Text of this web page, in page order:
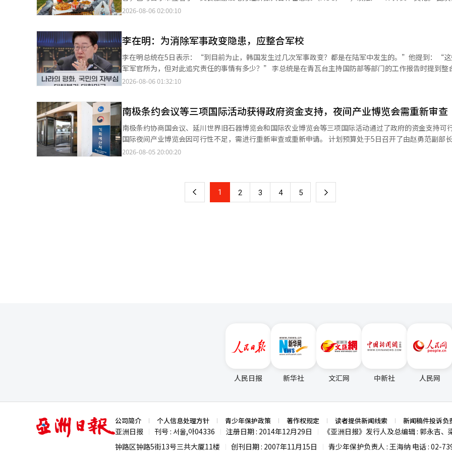
火点确认变得困难。物流中心火灾的损失规模关键在于，初期阶段能否有效抑制火势，而不仅仅是火灾是否发
多企业将喷淋系统的安装视为风险管理。然而，设计标准与实际运营环境之间的差距可能随着时间的推移而
时，即使水能够到达货架的最上方，也可能无法充分传递到内部和下方。满足法律标准的事实与能否有效扑
灾是两个不同的问题。 因此，物流仓库火灾并非单一设备性能的问题，而是存储结构、消防设计和运营方式相互交织
的系统风险。这种风险应在设计阶段就进行评估，并在运营方式发生变化时重新检查。实际堆放状态下，
否能到达货架内部，危险物品的分离，以及防火分区和检测设备是否符合实际运营情况，都是出发点。 事故发生前的
准备也能改变恢复速度。英国废物与回收企业科里集团的一处设施因电力供应异常，60吨重的涡轮在97秒
要启示。 科里集团在事故发生前与保险公司一起进行了假设涡轮故障情况下的损失情景研讨。事故发生后，他们根据
当时准备的情景启动了恢复计划。在事故发生48小时内确认了保险适用范围和应对方向，尽管遭受了重大
约9个月内完成了保险金支付程序。虽然未能阻止事故的发生，但由于事先整理了角色、决策体系和恢复程
了不确定性和运营中断。 国内物流企业也不能仅仅停留在检查火灾发生的可能性上。必须准备好在核心节点停摆时，
如何将功能转移到其他地方。替代存储设施和配送路线、库存数据恢复方案，以及保险适用范围和决策权限
营和快速恢复的能力。效率与安全并不是选择其一的问题，而是从一开始就必须共同设计的条件。※ 本报
能（AI）系统翻译与编辑。
创造一个不受语言和支付方式限制的便利外卖体验环境，特别是希望外籍游客能够将外卖作为旅行的新内容
多种海外支付方式。美团方面表示，正是基于这些优势，成为了帮助外籍游客体验外卖文化的合作伙伴。 此外，美团
还将与首尔市正在推进的“夜间经济振兴”项目中的“2026汉江夜营（Night+Camping）”活动相结合
间于汝矣岛和德寿宫汉江公园开展面向外籍游客的K-外卖文化体验活动。 “汉江夜营”是首尔市“夜间经济首个项
目”的一部分，旨在让游客在夏季夜晚享受汉江的魅力，结合游泳池、节庆、演出、电影和外卖服务等内容
一个从白天到夜晚、甚至清晨都能逗留的夜间旅游项目。首尔市将在节庆期间运营200个帐篷，并在汝矣岛
前来参加节庆的游客可以通过现场设置的宣传横幅二维码进行访问。 该促销页面将提供英语、日语、中文等多种语言
的节庆信息，并在订单满2万韩元时提供3000韩元的优惠券。外籍游客可以使用国内电话号码和外国人注册
会员，且无需额外注册，只需通过海外电话号码进行短信验证，即可在美团上直接下单。 优雅兄弟品牌传播战略部总
裁尹锡俊表示：“曾因语言和支付方式的差异而犹豫使用应用的客户，现在可以在首尔的任何地方轻松体
我们将持续发展相关服务，让外籍游客通过美团应用更亲切地体验到韩国的美食。”※ 本报道经人工智能
2026-08-06 02:00:10
李在明：为消除军事政变隐患，应整合军校
李在明总统在5日表示：“到目前为止，韩国发生过几次军事政变？都是在陆军中发生的。”他提到：“
军军官所为，但对此追究责任的事情有多少？” 李总统是在青瓦台主持国防部等部门的工作报告时提到整合陆、海、
空军军校的相关讨论时作出上述表述。 他指出：“在高级将领中，陆军军校出身的比例有多高？越往上走，几乎都是
情况能否继续？”并强调：“整合后，这种可能性会减少。” 他特别提到：“（军人们）未来可能还会再发动政变。
谁能想到会有人再发动政变？”并提及前政府的紧急状态。他补充道：“韩国已经实现了民主化，成为全球
进国家，难道会想到陆军将领会同谋发动军事政变吗？” 他表示：“大多数军人忠于国家，履行军人的使命，但少数
人却做出不可饶恕的事情。我们必须消除这样的隐患。”因此，他强调了推动整合军校的必要性。 安圭白国防部长表
示：“我们将负责任地推进整合工作。直到人民说‘可以停止’为止，我们会努力说服并继续前进。”对此
李总统指出：“美军基地的返还谈判似乎进展太慢。”他表示：“我们在建设平泽基地时，仅土地费用就花
10万亿韩元，但至今仍因各种借口未能返还，甚至返还后还设置障碍，无法使用，这确实是个问题。” 在统一部的
2026-08-06 01:32:10
南极条约会议等三项国际活动获得政府资金支持，夜间产业博览会需重新审查
南极条约协商国会议、延川世界旧石器博览会和国际农业博览会等三项国际活动通过了政府的资金支持可
国际夜间产业博览会因可行性不足，需进行重新审查或重新申请。 计划预算处于5日召开了由赵勇范副部长主持的第
147次国际活动审查委员会，审议并决定了“2026年国际活动政策性等级调查结果”等事项。 委员会审查了在3月被
商国会议将于2027年5月17日至27日在仁川松岛会议中心举行，为期11天。此次会议将讨论南极的和平利
护的南极条约体系运作方案，预计将有来自50多个国家的370人参加。 韩国自1995年第19次会议以来，时隔32年再
次主办该会议。会议期间将举行全体会议、首席代表会议、环境保护委员会会议和工作组会议等。 延川世界旧石器博
2026-08-05 20:00:20
上 1 2 3 4 5 下
人民日报 新华社 文汇网 中新社 人民网
亚
洲
日
公司简介 个人信息处理方针 青少年保护政策 著作权规定 读者提供新闻线索 新闻稿件投诉负
亚洲日报 刊号 : 서울,아04336 注册日期 : 2014年12月29日 《亚洲日报》发行人及总编辑 : 郭永吉、
钟路区钟路5街13号三共大厦11楼
创刊日期 : 2007年11月15日 青少年保护负责人 : 王海纳 电话 : 02-